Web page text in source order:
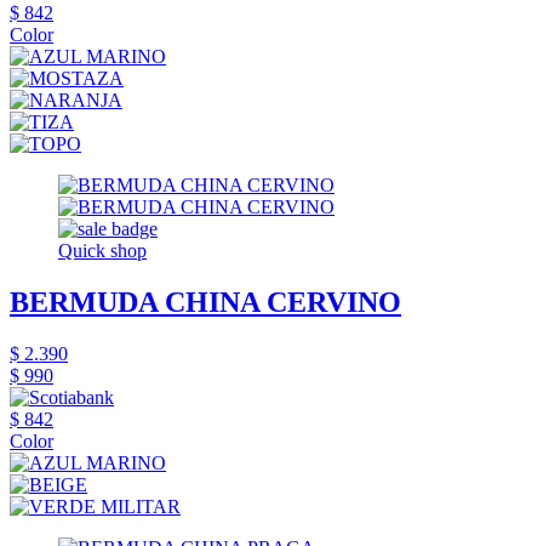
$ 842
Color
Quick shop
BERMUDA CHINA CERVINO
$ 2.390
$ 990
$ 842
Color